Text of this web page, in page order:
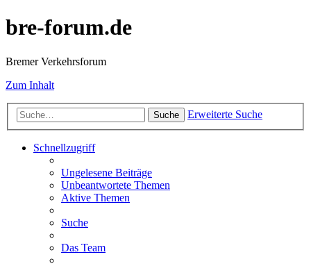
bre-forum.de
Bremer Verkehrsforum
Zum Inhalt
Suche Erweiterte Suche
Schnellzugriff
Ungelesene Beiträge
Unbeantwortete Themen
Aktive Themen
Suche
Das Team